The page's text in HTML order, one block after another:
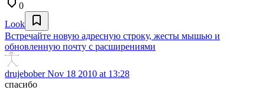
0
Look
Встречайте новую адресную строку, жесты мышью и
обновленную почту с расширениями
drujeboberNov 18 2010 at 13:28
спасибо